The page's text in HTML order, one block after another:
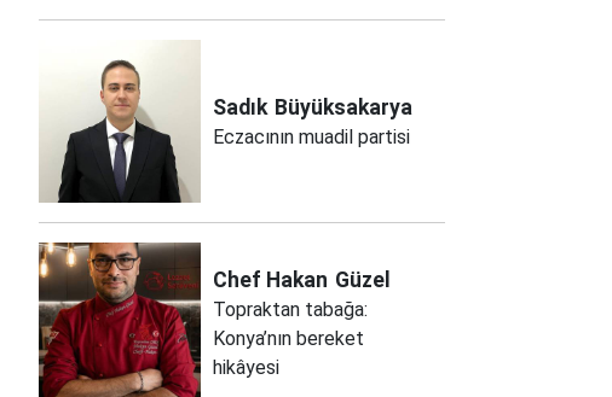
Sadık Büyüksakarya
Eczacının muadil partisi
Chef Hakan Güzel
Topraktan tabağa:
Konya’nın bereket
hikâyesi